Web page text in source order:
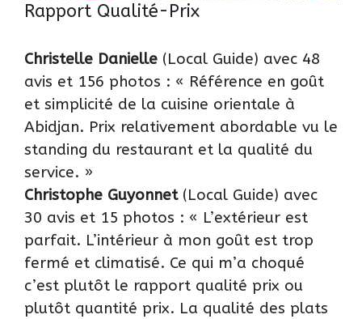
Rapport Qualité-Prix
Christelle Danielle (Local Guide) avec 48
avis et 156 photos : « Référence en goût
et simplicité de la cuisine orientale à
Abidjan. Prix relativement abordable vu le
standing du restaurant et la qualité du
service. »
Christophe Guyonnet(Local Guide) avec
30 avis et 15 photos : « L’extérieur est
parfait. L’intérieur à mon goût est trop
fermé et climatisé. Ce qui m’a choqué
c’est plutôt le rapport qualité prix ou
plutôt quantité prix. La qualité des plats